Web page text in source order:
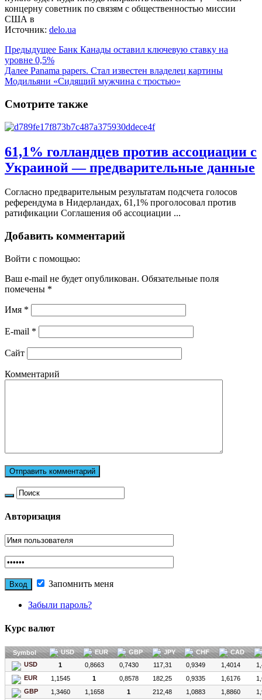
концерну советник по связям с общественностью миссии
США в
Источник: delo.ua
Предыдущее Банк Канады оставил ключевую ставку на
уровне 0,5%
Далее Panama papers. Стал известен владелец картины
Модильяни «Сидящий мужчина с тростью»
Смотрите также
61,1% голландцев против ассоциации с
Украиной — предварительные данные
Согласно предварительным результатам подсчета голосов
референдума в Нидерландах, 61,1% проголосовал против
ратификации Соглашения об ассоциации ...
Добавить комментарий
Войти с помощью:
Ваш e-mail не будет опубликован. Обязательные поля
помечены *
Имя *
E-mail *
Сайт
Комментарий
Авторизация
Запомнить меня
Забыли пароль?
Курс валют